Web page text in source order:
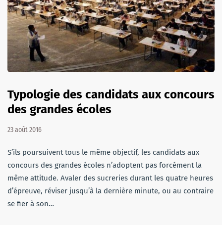
Typologie des candidats aux concours
des grandes écoles
23 août 2016
S’ils poursuivent tous le même objectif, les candidats aux
concours des grandes écoles n’adoptent pas forcément la
même attitude. Avaler des sucreries durant les quatre heures
d’épreuve, réviser jusqu’à la dernière minute, ou au contraire
se fier à son…